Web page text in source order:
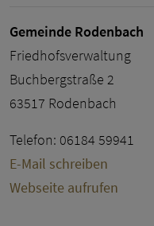
Gemeinde Rodenbach
Friedhofsverwaltung
Buchbergstraße 2
63517 Rodenbach
Telefon: 06184 59941
E-Mail schreiben
Webseite aufrufen